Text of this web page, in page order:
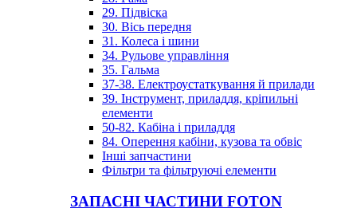
29. Підвіска
30. Вісь передня
31. Колеса і шини
34. Рульове управління
35. Гальма
37-38. Електроустаткування й прилади
39. Інструмент, приладдя, кріпильні
елементи
50-82. Кабіна і приладдя
84. Оперення кабіни, кузова та обвіс
Інші запчастини
Фільтри та фільтруючі елементи
ЗАПАСНІ ЧАСТИНИ FOTON